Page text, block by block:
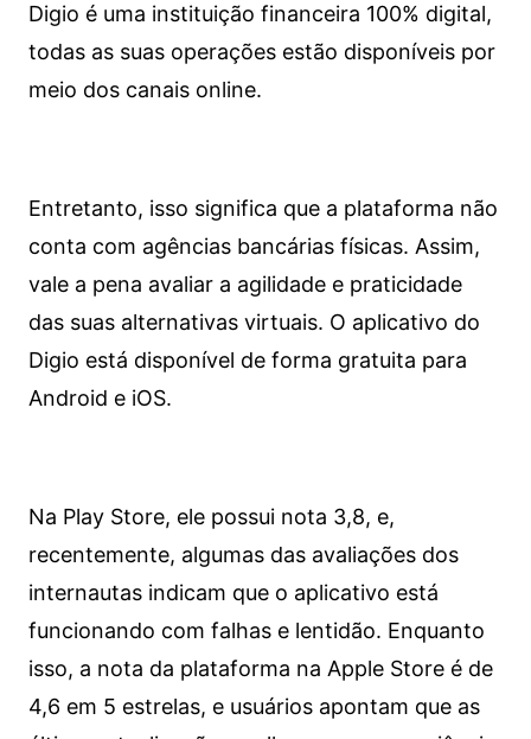
Digio é uma instituição financeira 100% digital,
todas as suas operações estão disponíveis por
meio dos canais online.
Entretanto, isso significa que a plataforma não
conta com agências bancárias físicas. Assim,
vale a pena avaliar a agilidade e praticidade
das suas alternativas virtuais. O aplicativo do
Digio está disponível de forma gratuita para
Android e iOS.
Na Play Store, ele possui nota 3,8, e,
recentemente, algumas das avaliações dos
internautas indicam que o aplicativo está
funcionando com falhas e lentidão. Enquanto
isso, a nota da plataforma na Apple Store é de
4,6 em 5 estrelas, e usuários apontam que as